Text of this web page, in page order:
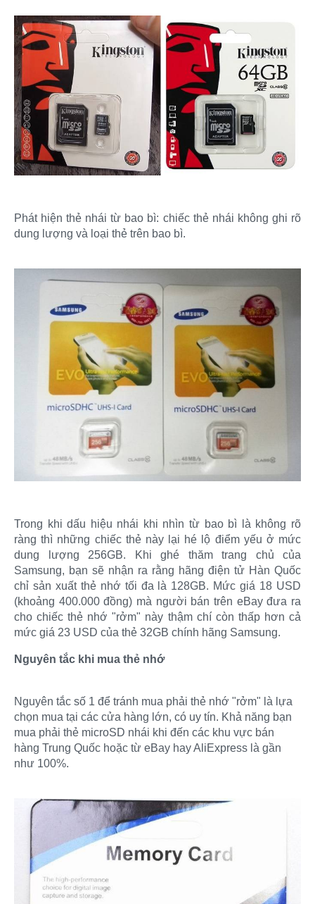
Phát hiện thẻ nhái từ bao bì: chiếc thẻ nhái không ghi rõ
dung lượng và loại thẻ trên bao bì.
Trong khi dấu hiệu nhái khi nhìn từ bao bì là không rõ
ràng thì những chiếc thẻ này lại hé lộ điểm yếu ở mức
dung lượng 256GB. Khi ghé thăm trang chủ của
Samsung, bạn sẽ nhận ra rằng hãng điện tử Hàn Quốc
chỉ sản xuất thẻ nhớ tối đa là 128GB. Mức giá 18 USD
(khoảng 400.000 đồng) mà người bán trên eBay đưa ra
cho chiếc thẻ nhớ "rởm" này thậm chí còn thấp hơn cả
mức giá 23 USD của thẻ 32GB chính hãng Samsung.
Nguyên tắc khi mua thẻ nhớ
Nguyên tắc số 1 để tránh mua phải thẻ nhớ "rởm" là lựa
chọn mua tại các cửa hàng lớn, có uy tín. Khả năng bạn
mua phải thẻ microSD nhái khi đến các khu vực bán
hàng Trung Quốc hoặc từ eBay hay AliExpress là gần
như 100%.